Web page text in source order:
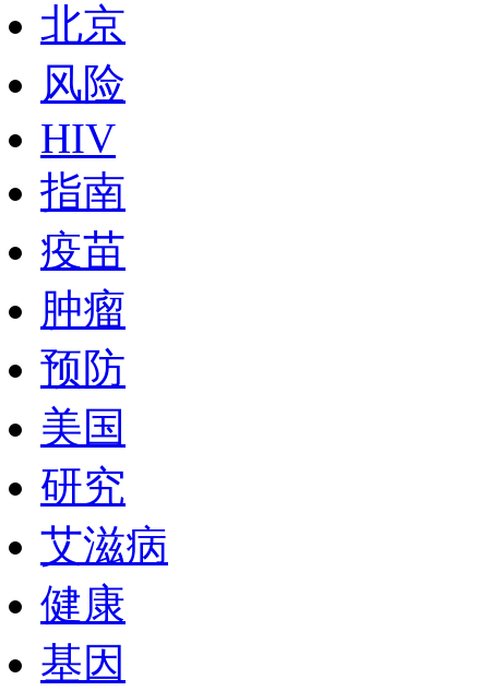
北京
风险
HIV
指南
疫苗
肿瘤
预防
美国
研究
艾滋病
健康
基因